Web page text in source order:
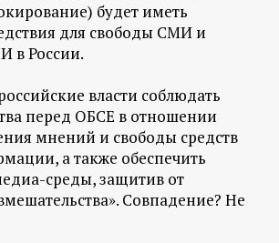
будет иметь
для свободы СМИ и
в России.
власти соблюдать
перед ОБСЕ в отношении
мнений и свободы средств
а также обеспечить
среды, защитив от
Совпадение? Не